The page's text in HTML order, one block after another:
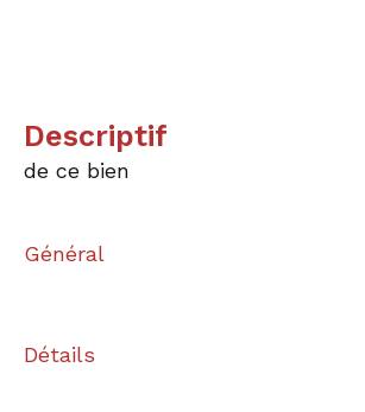
descriptif
de ce bien
Général
Détails